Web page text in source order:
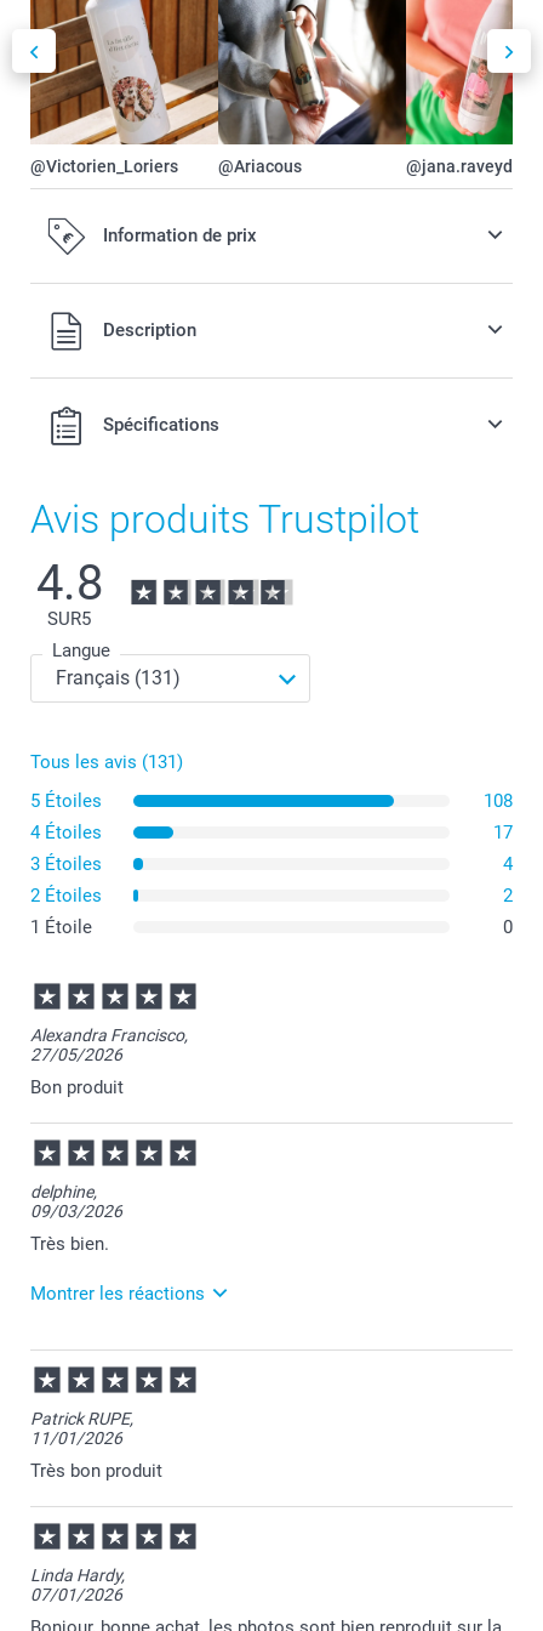
@Victorien_Loriers @Ariacous @jana.raveydts
Information de prix
Tous les prix sont en EURO (€), TVA incluse et hors frais de
port.
Description
Spécifications
Avis produits Trustpilot
4.8
SUR5
Langue
Tous les avis (131)
5 Étoiles
108
4 Étoiles
17
3 Étoiles
4
2 Étoiles
2
1 Étoile
0
Alexandra Francisco,
27/05/2026
Bon produit
delphine,
09/03/2026
Très bien.
Montrer les réactions
10/03/2026
10:25
Merci pour votre commande Delphine et je suis
heureuse d'apprendre votre satisfaction.
Passez une belle journée.
Cordialement,
Florence@smartphoto
Patrick RUPE,
11/01/2026
Très bon produit
Linda Hardy,
07/01/2026